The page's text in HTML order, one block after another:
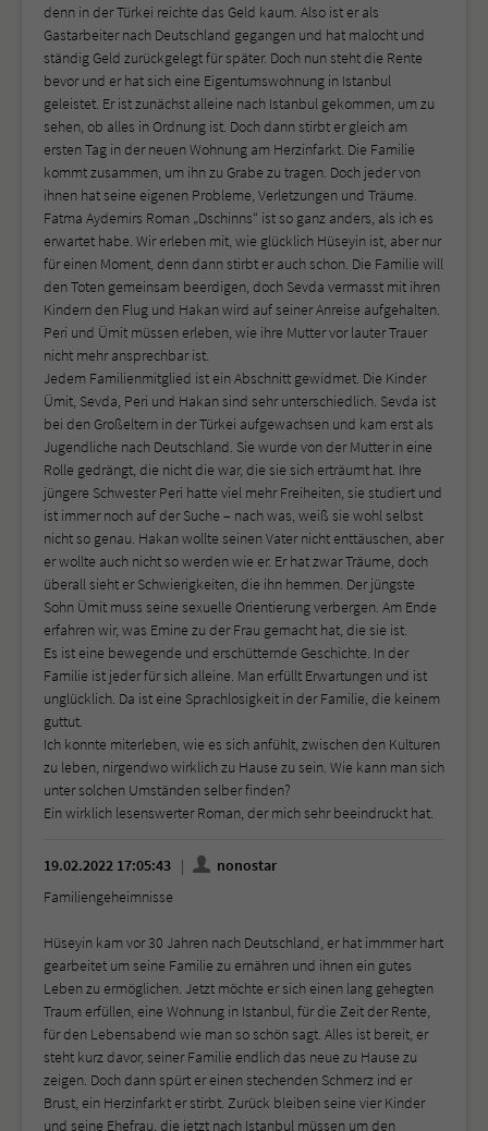
denn in der Türkei reichte das Geld kaum. Also ist er als
Gastarbeiter nach Deutschland gegangen und hat malocht und
ständig Geld zurückgelegt für später. Doch nun steht die Rente
bevor und er hat sich eine Eigentumswohnung in Istanbul
geleistet. Er ist zunächst alleine nach Istanbul gekommen, um zu
sehen, ob alles in Ordnung ist. Doch dann stirbt er gleich am
ersten Tag in der neuen Wohnung am Herzinfarkt. Die Familie
kommt zusammen, um ihn zu Grabe zu tragen. Doch jeder von
ihnen hat seine eigenen Probleme, Verletzungen und Träume.
Fatma Aydemirs Roman „Dschinns“ ist so ganz anders, als ich es
erwartet habe. Wir erleben mit, wie glücklich Hüseyin ist, aber nur
für einen Moment, denn dann stirbt er auch schon. Die Familie will
den Toten gemeinsam beerdigen, doch Sevda vermasst mit ihren
Kindern den Flug und Hakan wird auf seiner Anreise aufgehalten.
Peri und Ümit müssen erleben, wie ihre Mutter vor lauter Trauer
nicht mehr ansprechbar ist.
Jedem Familienmitglied ist ein Abschnitt gewidmet. Die Kinder
Ümit, Sevda, Peri und Hakan sind sehr unterschiedlich. Sevda ist
bei den Großeltern in der Türkei aufgewachsen und kam erst als
Jugendliche nach Deutschland. Sie wurde von der Mutter in eine
Rolle gedrängt, die nicht die war, die sie sich erträumt hat. Ihre
jüngere Schwester Peri hatte viel mehr Freiheiten, sie studiert und
ist immer noch auf der Suche – nach was, weiß sie wohl selbst
nicht so genau. Hakan wollte seinen Vater nicht enttäuschen, aber
er wollte auch nicht so werden wie er. Er hat zwar Träume, doch
überall sieht er Schwierigkeiten, die ihn hemmen. Der jüngste
Sohn Ümit muss seine sexuelle Orientierung verbergen. Am Ende
erfahren wir, was Emine zu der Frau gemacht hat, die sie ist.
Es ist eine bewegende und erschütternde Geschichte. In der
Familie ist jeder für sich alleine. Man erfüllt Erwartungen und ist
unglücklich. Da ist eine Sprachlosigkeit in der Familie, die keinem
guttut.
Ich konnte miterleben, wie es sich anfühlt, zwischen den Kulturen
zu leben, nirgendwo wirklich zu Hause zu sein. Wie kann man sich
unter solchen Umständen selber finden?
Ein wirklich lesenswerter Roman, der mich sehr beeindruckt hat.
19.02.2022 17:05:43
nonostar
Familiengeheimnisse
Hüseyin kam vor 30 Jahren nach Deutschland, er hat immmer hart
gearbeitet um seine Familie zu ernähren und ihnen ein gutes
Leben zu ermöglichen. Jetzt möchte er sich einen lang gehegten
Traum erfüllen, eine Wohnung in Istanbul, für die Zeit der Rente,
für den Lebensabend wie man so schön sagt. Alles ist bereit, er
steht kurz davor, seiner Familie endlich das neue zu Hause zu
zeigen. Doch dann spürt er einen stechenden Schmerz ind er
Brust, ein Herzinfarkt er stirbt. Zurück bleiben seine vier Kinder
und seine Ehefrau, die jetzt nach Istanbul müssen um den